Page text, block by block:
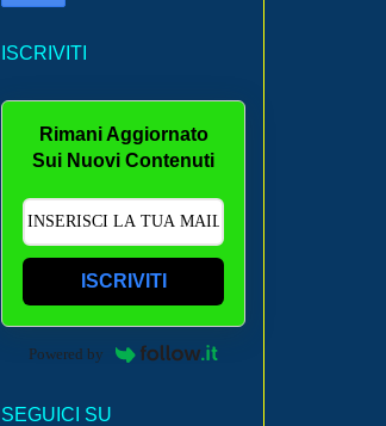
ISCRIVITI
Rimani Aggiornato
Sui Nuovi Contenuti
ISCRIVITI
Powered by
SEGUICI SU